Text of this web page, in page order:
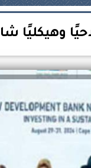
وهيكليًا